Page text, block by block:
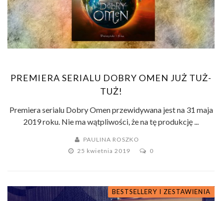
PREMIERA SERIALU DOBRY OMEN JUŻ TUŻ-
TUŻ!
Premiera serialu Dobry Omen przewidywana jest na 31 maja
2019 roku. Nie ma wątpliwości, że na tę produkcję ...
PAULINA ROSZKO
25 kwietnia 2019
0
BESTSELLERY I ZESTAWIENIA